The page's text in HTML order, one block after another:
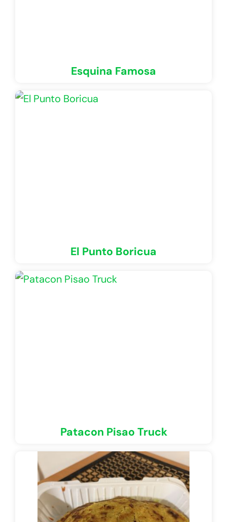
Esquina Famosa
El Punto Boricua
Patacon Pisao Truck